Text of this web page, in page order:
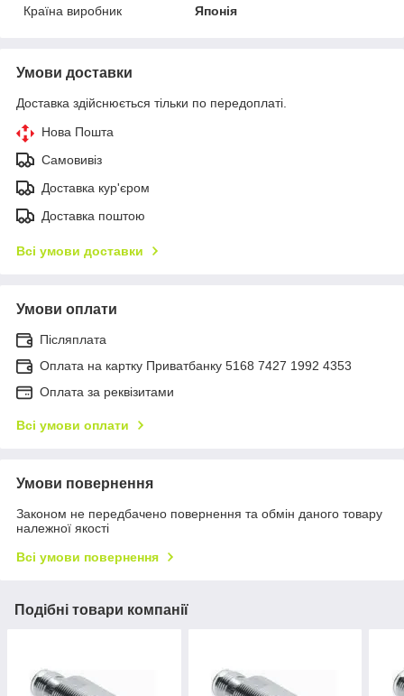
Країна виробник
Японія
Умови доставки
Доставка здійснюється тільки по передоплаті.
Нова Пошта
Самовивіз
Доставка кур'єром
Доставка поштою
Всі умови доставки
Умови оплати
Післяплата
Оплата на картку Приватбанку 5168 7427 1992 4353
Оплата за реквізитами
Всі умови оплати
Умови повернення
Законом не передбачено повернення та обмін даного товару
належної якості
Всі умови повернення
Подібні товари компанії